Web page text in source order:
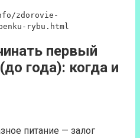
zdorovie-
rybu.html
первый
года): когда и
питание — залог